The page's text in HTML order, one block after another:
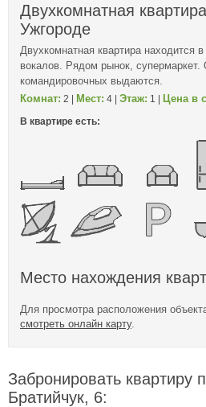
Двухкомнатная
Ужгороде
Двухкомнатная квартира находится
вокалов. Рядом рынок,
командировочных выдаются.
Комнат: 2 | Мест: 4 | Этаж: 1 | Цена в
В квартире есть:
Место нахождения
Для просмотра расположения
смотреть онлайн карту.
Забронировать квартиру
Братийчук, 6: